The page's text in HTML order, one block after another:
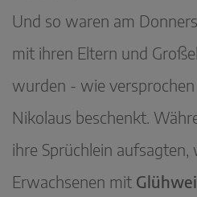
Und so waren am
mit ihren Eltern und
wurden - wie
Nikolaus beschenkt.
ihre Sprüchlein aufsagten,
Erwachsenen mit